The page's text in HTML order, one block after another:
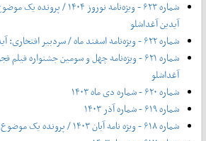
شماره ۶۲۳ - ویژه‌نامه نوروز
آیدین آغداشلو
شماره ۶۲۲ - ویژه‌نامه اسفند ماه / سردبیر افتخاری: آیدین آغداشلو
شماره ۶۲۱ - ویژه‌نامه چهل‌ و‌ سومین جشنواره فیلم
آغداشلو
شماره ۶۲۰ - شماره دی ماه ۱۴۰۳
شماره ۶۱۹ - شماره آذر ۱۴۰۳
شماره ۶۱۸ - ویژه نامه آبان ۱۴۰۳ / پرونده یک موضوع: سینماکتاب